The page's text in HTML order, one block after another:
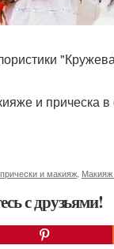
и прическа
и макияж Макияж
с друзьями!